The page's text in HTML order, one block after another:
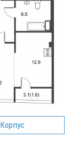
Корпус